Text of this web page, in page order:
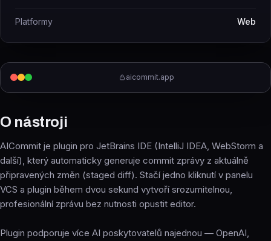
aicommit.app
O nástroji
AICommit je plugin pro JetBrains IDE (IntelliJ IDEA, WebStorm a
další), který automaticky generuje commit zprávy z aktuálně
připravených změn (staged diff). Stačí jedno kliknutí v panelu
VCS a plugin během dvou sekund vytvoří srozumitelnou,
profesionální zprávu bez nutnosti opustit editor.
Plugin podporuje více AI poskytovatelů najednou — OpenAI,
Platformy Web